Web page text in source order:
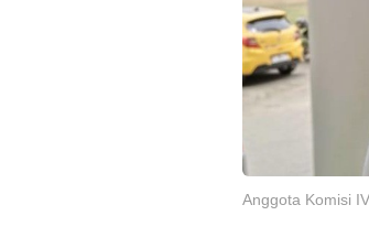
Anggota Komisi